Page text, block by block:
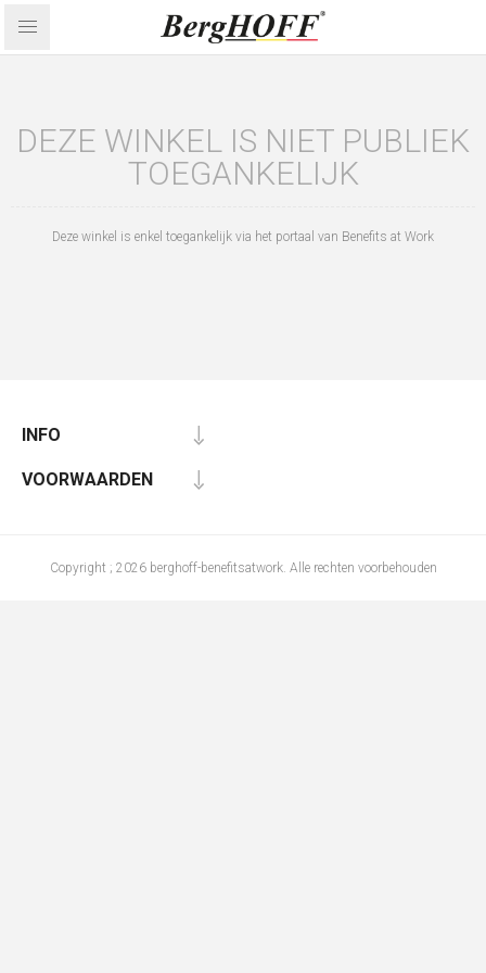
DEZE WINKEL IS NIET PUBLIEK
TOEGANKELIJK
Deze winkel is enkel toegankelijk via het portaal van Benefits at Work
INFO
VOORWAARDEN
Copyright ; 2026 berghoff-benefitsatwork. Alle rechten voorbehouden